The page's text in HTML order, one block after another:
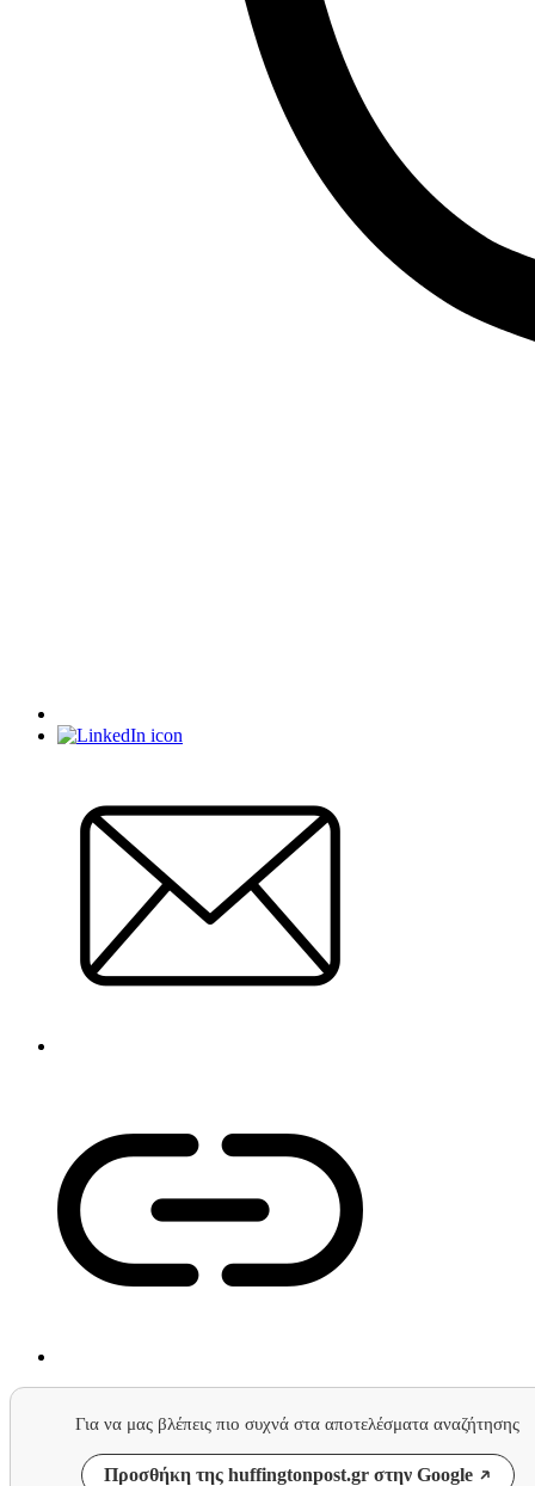
Για να μας βλέπεις πιο συχνά στα αποτελέσματα αναζήτησης
Προσθήκη της huffingtonpost.gr στην Google